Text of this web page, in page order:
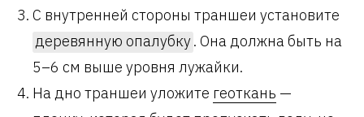
С внутренней стороны траншеи установите
деревянную опалубку. Она должна быть на
5–6 см выше уровня лужайки.
На дно траншеи уложите геоткань —